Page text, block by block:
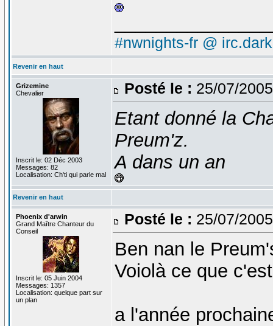
#nwnights-fr @
Revenir en haut
Grizemine
Chevalier
Inscrit le: 02 Déc 2003
Messages: 82
Localisation: Ch'ti qui parle mal
Posté le : 25/07/
Etant donné la
Preum'z.
A dans un an
Revenir en haut
Phoenix d'arwin
Grand Maître Chanteur du
Conseil
Inscrit le: 05 Juin 2004
Messages: 1357
Localisation: quelque part sur
un plan
Posté le : 25/07/
Ben nan le
Voiolà ce que
a l'année